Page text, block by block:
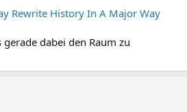
Rewrite History In A Major Way
gerade dabei den Raum zu